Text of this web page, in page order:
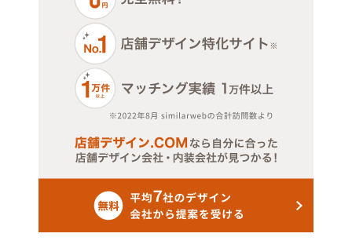
美容室・理容室
ネイルサロン
その他（サロン）
クリニック
その他（医療系）
板橋区